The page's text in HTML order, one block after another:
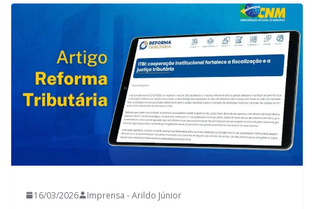
16/03/2026 Imprensa - Arildo Júnior